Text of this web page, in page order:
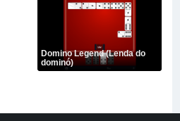
Domino Legend (Lenda do
dominó)